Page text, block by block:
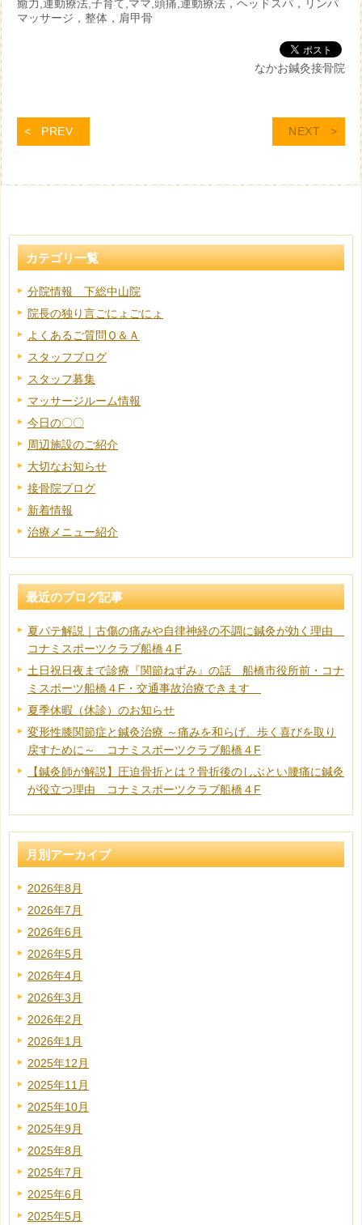
癒力,運動療法,子育て,ママ,頭痛,運動療法，ヘッドスパ，リンパ
マッサージ，整体，肩甲骨
なかお鍼灸接骨院
PREV NEXT
カテゴリ一覧
分院情報 下総中山院
院長の独り言ごにょごにょ
よくあるご質問Ｑ＆Ａ
スタッフブログ
スタッフ募集
マッサージルーム情報
今日の〇〇
周辺施設のご紹介
大切なお知らせ
接骨院ブログ
新着情報
治療メニュー紹介
最近のブログ記事
夏バテ解説｜古傷の痛みや自律神経の不調に鍼灸が効く理由
コナミスポーツクラブ船橋４F
土日祝日夜まで診療『関節ねずみ』の話 船橋市役所前・コナ
ミスポーツ船橋４F・交通事故治療できます
夏季休暇（休診）のお知らせ
変形性膝関節症と鍼灸治療 ～痛みを和らげ、歩く喜びを取り
戻すために～ コナミスポーツクラブ船橋４F
【鍼灸師が解説】圧迫骨折とは？骨折後のしぶとい腰痛に鍼灸
が役立つ理由 コナミスポーツクラブ船橋４F
月別アーカイブ
2026年8月
2026年7月
2026年6月
2026年5月
2026年4月
2026年3月
2026年2月
2026年1月
2025年12月
2025年11月
2025年10月
2025年9月
2025年8月
2025年7月
2025年6月
2025年5月